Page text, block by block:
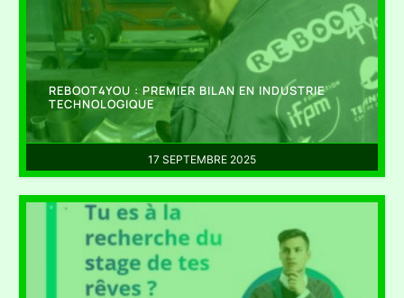
17 SEPTEMBRE 2025
REBOOT4YOU : PREMIER BILAN EN INDUSTRIE
TECHNOLOGIQUE